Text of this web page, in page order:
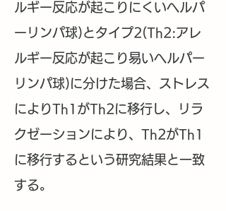
ルギー反応が起こりにくいヘルパ
ーリンパ球)とタイプ2(Th2:アレ
ルギー反応が起こり易いヘルパー
リンパ球)に分けた場合、ストレス
によりTh1がTh2に移行し、リラ
クゼーションにより、Th2がTh1
に移行するという研究結果と一致
する。